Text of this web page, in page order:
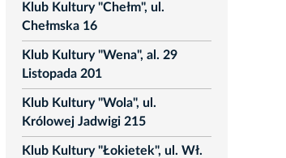
Klub Kultury "Chełm", ul.
Chełmska 16
Klub Kultury "Wena", al. 29
Listopada 201
Klub Kultury "Wola", ul.
Królowej Jadwigi 215
Klub Kultury "Łokietek", ul. Wł.